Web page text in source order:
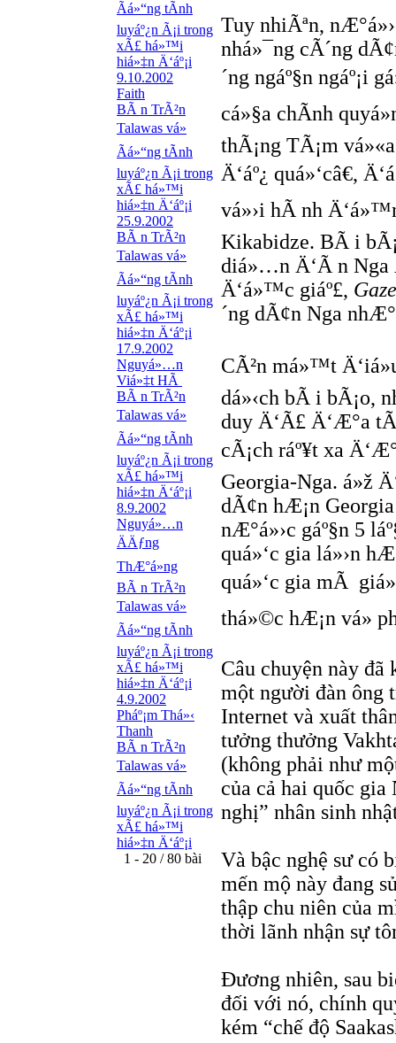
Ãá»“ng tÃ­nh
luyáº¿n Ã¡i trong
xÃ£ há»™i
hiá»‡n Ä‘áº¡i
9.10.2002
Faith
BÃ n TrÃ²n
Talawas vá»
Ãá»“ng tÃ­nh
luyáº¿n Ã¡i trong
xÃ£ há»™i
hiá»‡n Ä‘áº¡i
25.9.2002
BÃ n TrÃ²n
Talawas vá»
Ãá»“ng tÃ­nh
luyáº¿n Ã¡i trong
xÃ£ há»™i
hiá»‡n Ä‘áº¡i
17.9.2002
Nguyá»…n
Viá»‡t HÃ
BÃ n TrÃ²n
Talawas vá»
Ãá»“ng tÃ­nh
luyáº¿n Ã¡i trong
xÃ£ há»™i
hiá»‡n Ä‘áº¡i
8.9.2002
Nguyá»…n
ÄÄƒng
ThÆ°á»ng
BÃ n TrÃ²n
Talawas vá»
Ãá»“ng tÃ­nh
luyáº¿n Ã¡i trong
xÃ£ há»™i
hiá»‡n Ä‘áº¡i
4.9.2002
Pháº¡m Thá»‹
Thanh
BÃ n TrÃ²n
Talawas vá»
Ãá»“ng tÃ­nh
luyáº¿n Ã¡i trong
xÃ£ há»™i
hiá»‡n Ä‘áº¡i
1 - 20 / 80 bài
Tuy nhiÃªn,
nhá»¯ng cÃ´ng
´ng ngáº§n ngáº¡i
cá»§a chÃ­nh
thÃ¡ng TÃ¡m
Ä‘áº¿ quá»‘câ€,
vá»›i hÃ nh
Kikabidze. BÃ i
diá»…n Ä‘Ã n Nga
Ä‘á»™c giáº£,
´ng dÃ¢n Nga
CÃ²n má»™t
dá»‹ch bÃ i bÃ¡o,
duy Ä‘Ã£ Ä‘Æ°a
cÃ¡ch ráº¥t xa
Georgia-Nga. á»ž
dÃ¢n hÆ¡n Georgia
nÆ°á»›c gáº§n 5
quá»‘c gia lá»›n
quá»‘c gia mÃ
thá»©c hÆ¡n vá»
Câu chuyện này đã
một người đàn ông
Internet và xuất
tưởng thưởng
(không phải như
của cả hai quốc
nghị” nhân sinh
Và bậc nghệ sư có
mến mộ này đang
thập chu niên của
thời lãnh nhận sự
Đương nhiên, sau
đối với nó, chính
kém “chế độ